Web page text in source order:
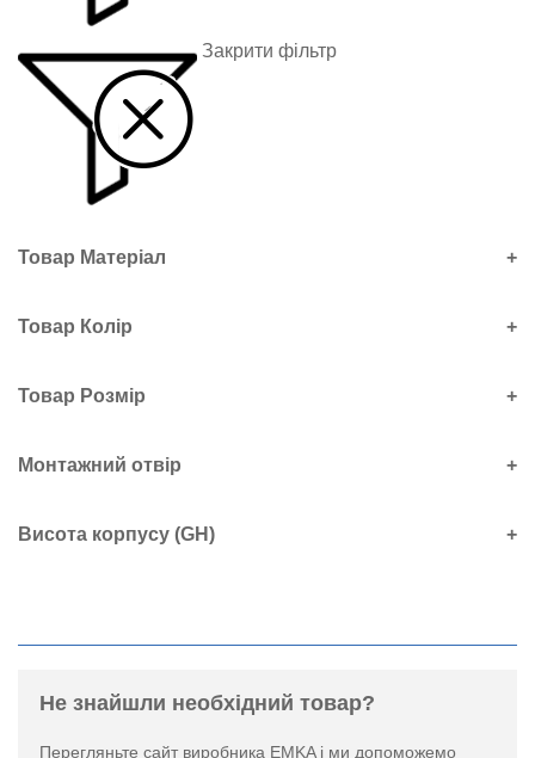
Закрити фільтр
Товар Матеріал +
Товар Колір +
Товар Розмір +
Монтажний отвір +
Висота корпусу (GH) +
Не знайшли необхідний товар?
Перегляньте сайт виробника EMKAі ми допоможемо